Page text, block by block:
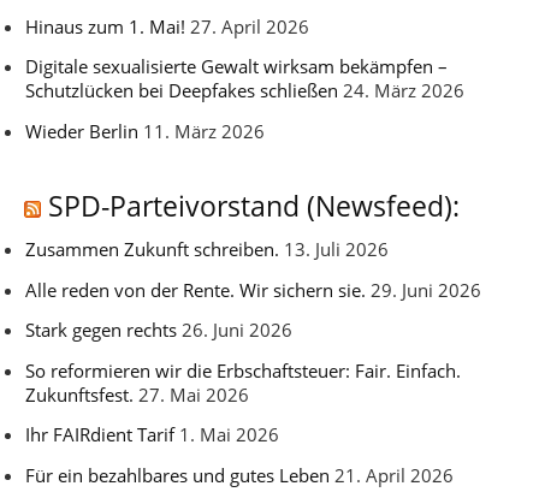
Hinaus zum 1. Mai! 27. April 2026
Digitale sexualisierte Gewalt wirksam bekämpfen –
Schutzlücken bei Deepfakes schließen 24. März 2026
Wieder Berlin 11. März 2026
SPD-Parteivorstand (Newsfeed):
Zusammen Zukunft schreiben. 13. Juli 2026
Alle reden von der Rente. Wir sichern sie. 29. Juni 2026
Stark gegen rechts 26. Juni 2026
So reformieren wir die Erbschaftsteuer: Fair. Einfach.
Zukunftsfest. 27. Mai 2026
Ihr FAIRdient Tarif 1. Mai 2026
Für ein bezahlbares und gutes Leben 21. April 2026